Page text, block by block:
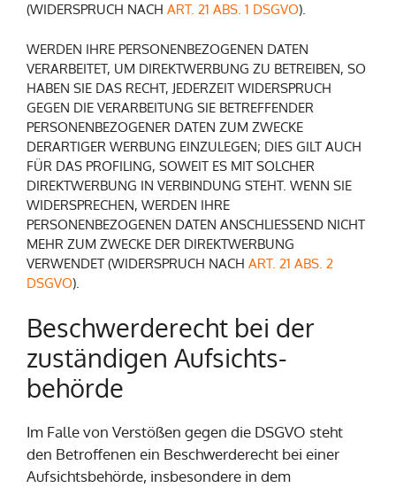
(WIDERSPRUCH NACH ART. 21 ABS. 1 DSGVO).
WERDEN IHRE PERSONENBEZOGENEN DATEN
VERARBEITET, UM DIREKTWERBUNG ZU BETREIBEN, SO
HABEN SIE DAS RECHT, JEDERZEIT WIDERSPRUCH
GEGEN DIE VERARBEITUNG SIE BETREFFENDER
PERSONENBEZOGENER DATEN ZUM ZWECKE
DERARTIGER WERBUNG EINZULEGEN; DIES GILT AUCH
FÜR DAS PROFILING, SOWEIT ES MIT SOLCHER
DIREKTWERBUNG IN VERBINDUNG STEHT. WENN SIE
WIDERSPRECHEN, WERDEN IHRE
PERSONENBEZOGENEN DATEN ANSCHLIESSEND NICHT
MEHR ZUM ZWECKE DER DIREKTWERBUNG
VERWENDET (WIDERSPRUCH NACH ART. 21 ABS. 2
DSGVO).
Beschwerde­recht bei der
zuständigen Aufsichts­
behörde
Im Falle von Verstößen gegen die DSGVO steht
den Betroffenen ein Beschwerderecht bei einer
Aufsichtsbehörde, insbesondere in dem